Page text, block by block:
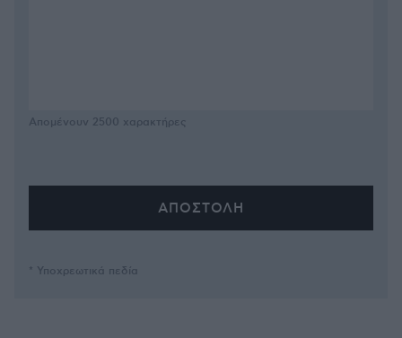
Απομένουν 2500 χαρακτήρες
* Υποχρεωτικά πεδία